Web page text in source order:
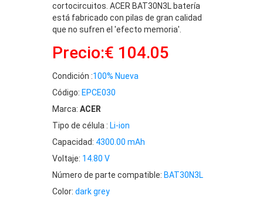
cortocircuitos. ACER BAT30N3L batería
está fabricado con pilas de gran calidad
que no sufren el 'efecto memoria'.
Precio:€ 104.05
Condición :100% Nueva
Código: EPCE030
Marca: ACER
Tipo de célula : Li-ion
Capacidad: 4300.00 mAh
Voltaje: 14.80 V
Número de parte compatible: BAT30N3L
Color: dark grey